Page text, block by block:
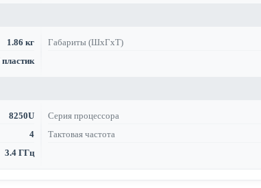
1.86 кг Габариты (ШхГхТ)
8250U Серия процессора
4 Тактовая частота
3.4 ГГц